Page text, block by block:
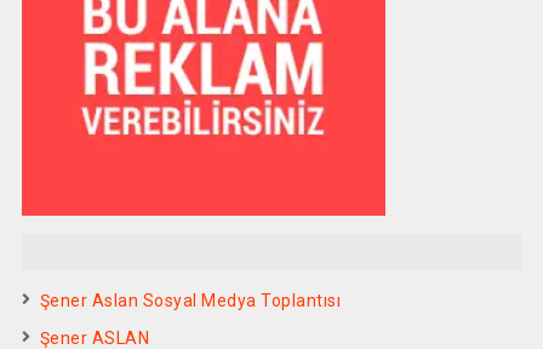
Şener Aslan Sosyal Medya Toplantısı
Şener ASLAN